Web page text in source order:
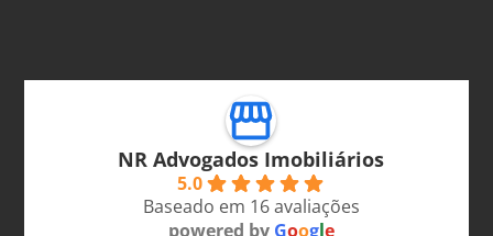
NR Advogados Imobiliários
5.0
Baseado em 16 avaliações
powered by Google